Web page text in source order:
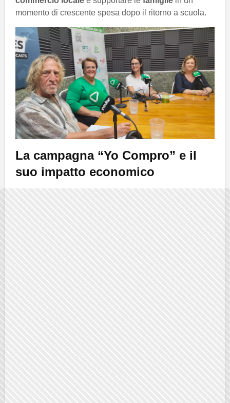
momento di crescente spesa dopo il ritorno a scuola.
La campagna “Yo Compro” e il
suo impatto economico